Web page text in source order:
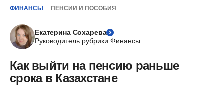
ФИНАНСЫ ПЕНСИИ И ПОСОБИЯ
Екатерина Сохарева
Руководитель рубрики Финансы
Как выйти на пенсию раньше
срока в Казахстане